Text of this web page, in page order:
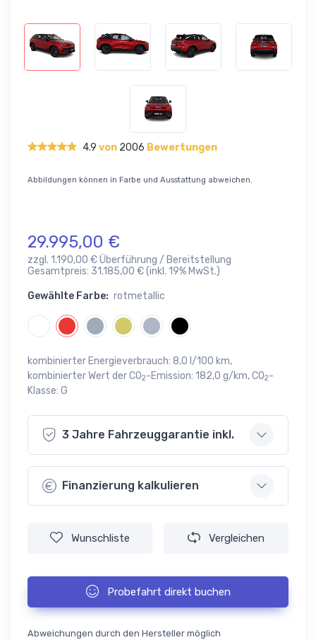
4.9 von 2006 Bewertungen
Abbildungen können in Farbe und Ausstattung abweichen.
29.995,00 €
zzgl. 1.190,00 € Überführung / Bereitstellung
Gesamtpreis: 31.185,00 € (inkl. 19% MwSt.)
Gewählte Farbe: rotmetallic
kombinierter Energieverbrauch: 8,0 l/100 km,
kombinierter Wert der CO2-Emission: 182,0 g/km, CO2-
Klasse: G
3 Jahre Fahrzeuggarantie inkl.
Finanzierung kalkulieren
Wunschliste Vergleichen
Probefahrt direkt buchen
Abweichungen durch den Hersteller möglich